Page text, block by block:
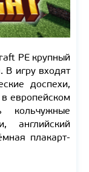
PE крупный
В игру входят
доспехи,
европейском
кольчужные
английский
плакарт-